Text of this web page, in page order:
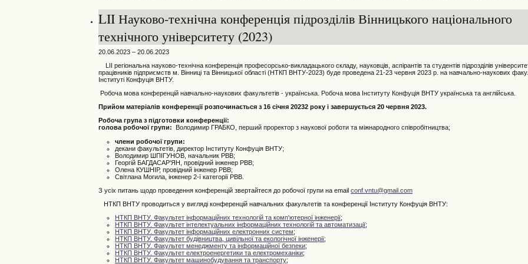
LII Науково-технічна конференція підрозділів Вінницького національного
технічного університету (2023)
20.06.2023 – 20.06.2023
LII регіональна науково-технічна конференція професорсько-викладацького складу, науковців, аспірантів та студентів підрозділів
працівників підприємств м. Вінниці та Вінницької області (НТКП ВНТУ-2023) буде проведена 21-23 червня 2023 р. на навчально-наукових
Інституті Конфуція ВНТУ.
Робоча мова конференцій навчально-наукових факультетів - українська. Робоча мова Інституту Конфуція ВНТУ українська та англійська.
Прийом матеріалів конференції розпочинається з 16 січня 20232 року і завершується 20 червня 2023.
Робоча група з підготовки конференції:
голова робочої групи: Володимир ГРАБКО, перший проректор з наукової роботи та міжнародного співробітництва;
члени робочої групи:
декани факультетів, директор Інституту Конфуція ВНТУ;
Володимир ШПІГУНОВ, начальник РВВ;
Георгій БАГДАСАР'ЯН, провідний інженер РВВ;
Олена КУШНІР, провідний інженер РВВ;
Світлана Могила, інженер 2-ї категорії РВВ.
З усіх питань щодо проведення конференцій звертайтеся до робочої групи на emailconf.vntu@gmail.com
НТКП ВНТУ проводиться у вигляді конференцій навчальних факультетів та конференції Інституту Конфуція ВНТУ:
НТКП ВНТУ. Факультет інформаційних технологій та комп'ютерної інженерії;
НТКП ВНТУ. Факультет інтелектуальних інформаційних технологій та автоматизації;
НТКП ВНТУ. Факультет інформаційних електронних систем;
НТКП ВНТУ.Факультет будівництва, цивільної та екологічної інженерії;
НТКП ВНТУ. Факультет менеджменту та інформаційної безпеки;
НТКП ВНТУ. Факультет електроенергетики та електромеханіки;
НТКП ВНТУ. Факультет машинобудування та транспорту;